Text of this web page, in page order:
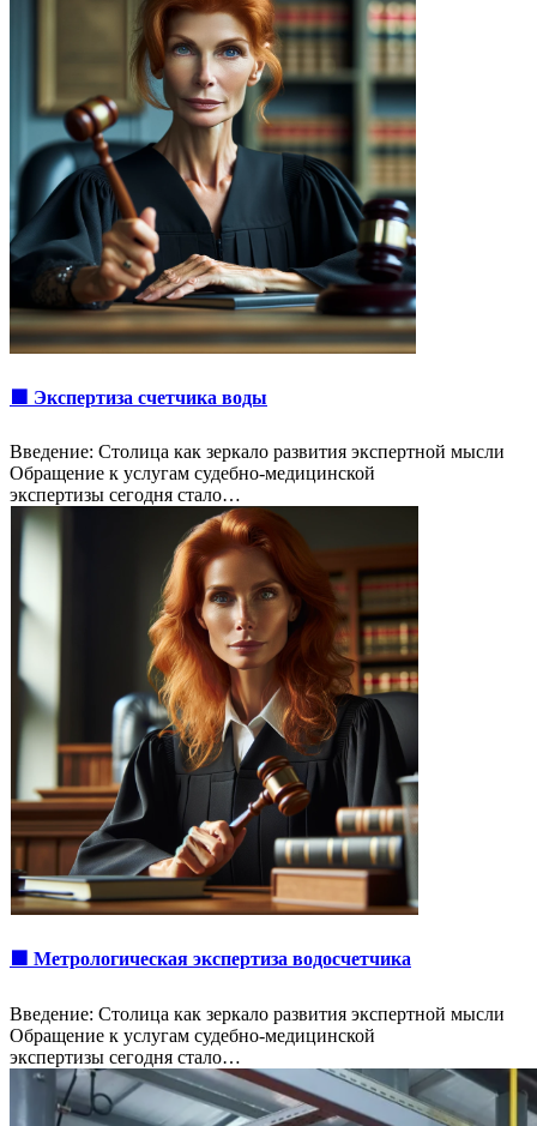
🟩 Экспертиза счетчика воды
Введение: Столица как зеркало развития экспертной мысли
Обращение к услугам судебно-медицинской
экспертизы сегодня стало…
🟩 Метрологическая экспертиза водосчетчика
Введение: Столица как зеркало развития экспертной мысли
Обращение к услугам судебно-медицинской
экспертизы сегодня стало…